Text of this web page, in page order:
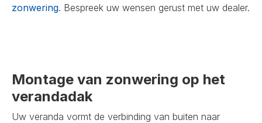
zonwering. Bespreek uw wensen gerust met uw dealer.
Montage van zonwering op het
verandadak
Uw veranda vormt de verbinding van buiten naar